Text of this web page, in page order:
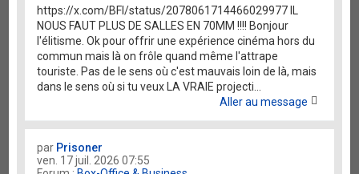
https://x.com/BFI/status/2078061714466029977 IL
NOUS FAUT PLUS DE SALLES EN 70MM !!!! Bonjour
l'élitisme. Ok pour offrir une expérience cinéma hors du
commun mais là on frôle quand même l'attrape
touriste. Pas de le sens où c'est mauvais loin de là, mais
dans le sens où si tu veux LA VRAIE projecti...
Aller au message
par Prisoner
ven. 17 juil. 2026 07:55